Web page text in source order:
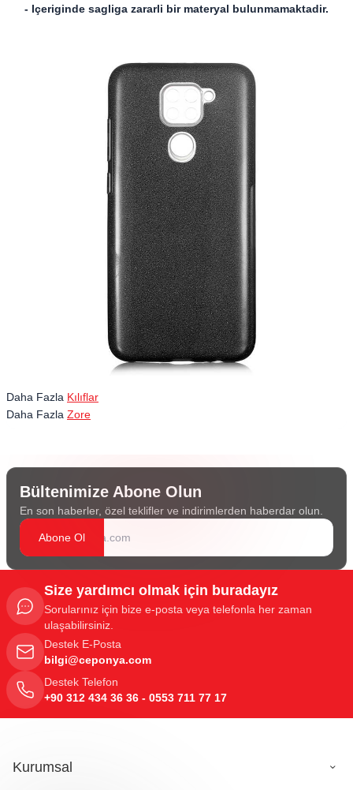
- Içeriginde sagliga zararli bir materyal bulunmamaktadir.
Daha Fazla Kılıflar
Daha Fazla Zore
Bültenimize Abone Olun
En son haberler, özel teklifler ve indirimlerden haberdar olun.
Abone Ol
Size yardımcı olmak için buradayız
Sorularınız için bize e-posta veya telefonla her zaman
ulaşabilirsiniz.
Destek E-Posta
bilgi@ceponya.com
Destek Telefon
+90 312 434 36 36 - 0553 711 77 17
Kurumsal